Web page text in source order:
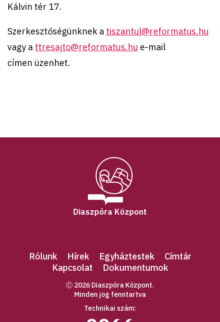
Kálvin tér 17.
Szerkesztőségünknek a tiszantul@reformatus.hu
vagy a ttresajto@reformatus.hu e-mail
címen üzenhet.
Diaszpóra Központ
Rólunk Hírek Egyháztestek
Címtár
Kapcsolat
Dokumentumok
Ⓒ 2026 Diaszpóra Központ.
Minden jog fenntartva
Technikai szám: